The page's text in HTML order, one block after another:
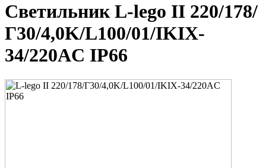
Светильник L-lego II 220/178/
Г30/4,0K/L100/01/IKIX-
34/220AC IP66